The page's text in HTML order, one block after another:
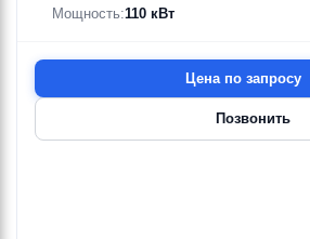
12—305 м
0.37—45 кВт
4.5—11 м³/ч
4.5—118 м³/ч
MXV EI
4.5—118 м³/ч
MXV-B
4.5—25 м³/ч
Мощность:110 кВт
Цена по запросу
Позвонить